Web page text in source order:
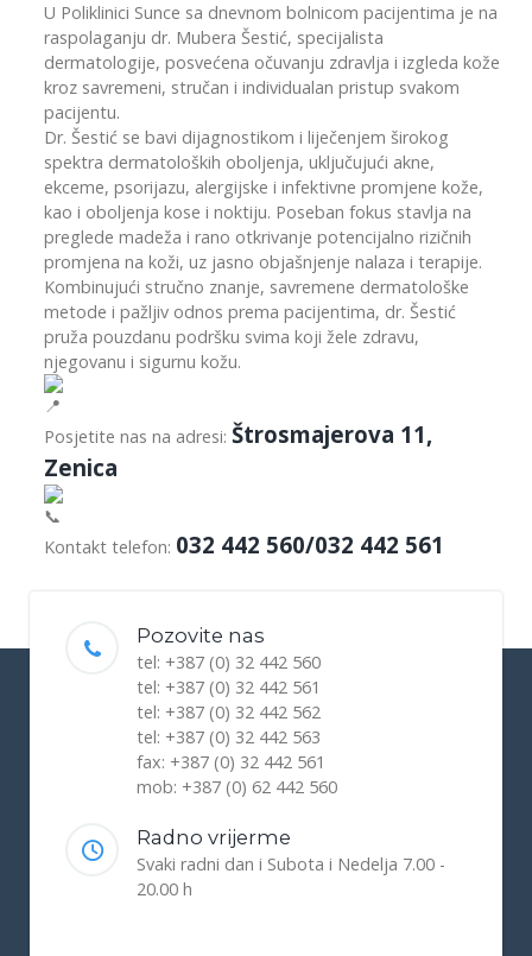
U Poliklinici Sunce sa dnevnom bolnicom pacijentima je na
raspolaganju dr. Mubera Šestić, specijalista
dermatologije, posvećena očuvanju zdravlja i izgleda kože
kroz savremeni, stručan i individualan pristup svakom
pacijentu.
Dr. Šestić se bavi dijagnostikom i liječenjem širokog
spektra dermatoloških oboljenja, uključujući akne,
ekceme, psorijazu, alergijske i infektivne promjene kože,
kao i oboljenja kose i noktiju. Poseban fokus stavlja na
preglede madeža i rano otkrivanje potencijalno rizičnih
promjena na koži, uz jasno objašnjenje nalaza i terapije.
Kombinujući stručno znanje, savremene dermatološke
metode i pažljiv odnos prema pacijentima, dr. Šestić
pruža pouzdanu podršku svima koji žele zdravu,
njegovanu i sigurnu kožu.
Posjetite nas na adresi: Štrosmajerova 11,
Zenica
Kontakt telefon: 032 442 560/032 442 561
Pozovite nas
tel: +387 (0) 32 442 560
tel: +387 (0) 32 442 561
tel: +387 (0) 32 442 562
tel: +387 (0) 32 442 563
fax: +387 (0) 32 442 561
mob: +387 (0) 62 442 560
Radno vrijerme
Svaki radni dan i Subota i Nedelja 7.00 -
20.00 h